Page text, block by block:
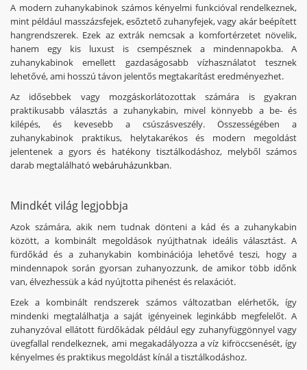
A modern zuhanykabinok számos kényelmi funkcióval rendelkeznek,
mint például masszázsfejek, esőztető zuhanyfejek, vagy akár beépített
hangrendszerek. Ezek az extrák nemcsak a komfortérzetet növelik,
hanem egy kis luxust is csempésznek a mindennapokba. A
zuhanykabinok emellett gazdaságosabb vízhasználatot tesznek
lehetővé, ami hosszú távon jelentős megtakarítást eredményezhet.
Az idősebbek vagy mozgáskorlátozottak számára is gyakran
praktikusabb választás a zuhanykabin, mivel könnyebb a be- és
kilépés, és kevesebb a csúszásveszély. Összességében a
zuhanykabinok praktikus, helytakarékos és modern megoldást
jelentenek a gyors és hatékony tisztálkodáshoz, melyből számos
darab megtalálható webáruházunkban.
Mindkét világ legjobbja
Azok számára, akik nem tudnak dönteni a kád és a zuhanykabin
között, a kombinált megoldások nyújthatnak ideális választást. A
fürdőkád és a zuhanykabin kombinációja lehetővé teszi, hogy a
mindennapok során gyorsan zuhanyozzunk, de amikor több időnk
van, élvezhessük a kád nyújtotta pihenést és relaxációt.
Ezek a kombinált rendszerek számos változatban elérhetők, így
mindenki megtalálhatja a saját igényeinek leginkább megfelelőt. A
zuhanyzóval ellátott fürdőkádak például egy zuhanyfüggönnyel vagy
üvegfallal rendelkeznek, ami megakadályozza a víz kifröccsenését, így
kényelmes és praktikus megoldást kínál a tisztálkodáshoz.